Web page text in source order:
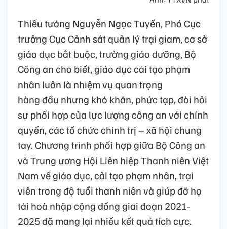
Thiếu tướng Nguyễn Ngọc Tuyến, Phó Cục
trưởng Cục Cảnh sát quản lý trại giam, cơ sở
giáo dục bắt buộc, trường giáo dưỡng, Bộ
Công an cho biết, giáo dục cải tạo phạm
nhân luôn là nhiệm vụ quan trọng
hàng đầu nhưng khó khăn, phức tạp, đòi hỏi
sự phối hợp của lực lượng công an với chính
quyền, các tổ chức chính trị – xã hội chung
tay. Chương trình phối hợp giữa Bộ Công an
và Trung ương Hội Liên hiệp Thanh niên Việt
Nam về giáo dục, cải tạo phạm nhân, trại
viên trong độ tuổi thanh niên và giúp đỡ họ
tái hoà nhập cộng đồng giai đoạn 2021-
2025 đã mang lại nhiều kết quả tích cực.